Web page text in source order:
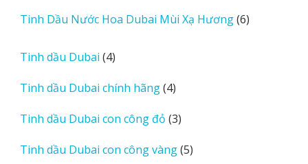
phẩm
Tinh Dầu Nước Hoa Dubai Mùi Xạ Hương 66
Tinh dầu Dubai 44
phẩm
Tinh dầu Dubai chính hãng 44
phẩm
Tinh dầu Dubai con công đỏ 33
phẩm
Tinh dầu Dubai con công vàng 55